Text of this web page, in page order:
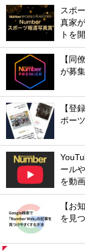
スポ
真家
トを
【同
が募
【登
ポー
ール
を動
【お
を見